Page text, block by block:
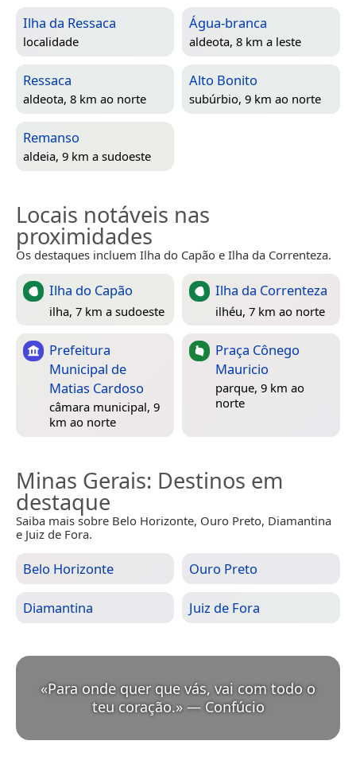
Ilha da Ressaca
localidade
Água-branca
aldeota, 8 km a leste
Ressaca
aldeota, 8 km ao norte
Alto Bonito
subúrbio, 9 km ao norte
Remanso
aldeia, 9 km a sudoeste
Locais notáveis nas
proximidades
Os destaques incluem Ilha do Capão e Ilha da Correnteza.
Ilha do Capão
ilha, 7 km a sudoeste
Ilha da Correnteza
ilhéu, 7 km ao norte
Prefeitura
Municipal de
Matias Cardoso
câmara municipal, 9
km ao norte
Praça Cônego
Mauricio
parque, 9 km ao
norte
Minas Gerais: Destinos em
destaque
Saiba mais sobre Belo Horizonte, Ouro Preto, Diamantina
e Juiz de Fora.
Belo Horizonte Ouro Preto
Diamantina Juiz de Fora
«Para onde quer que vás, vai com todo o
teu coração.» — Confúcio